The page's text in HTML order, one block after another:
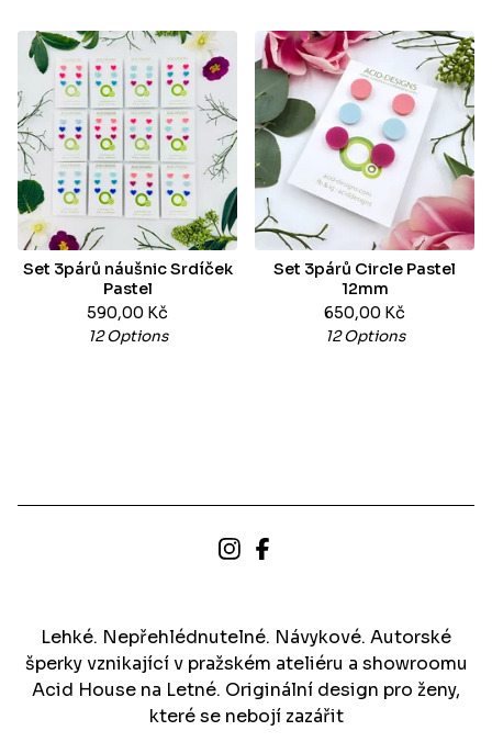
Set 3párů náušnic Srdíček
Pastel
590,00 Kč
12 Options
Set 3párů Circle Pastel
12mm
650,00 Kč
12 Options
Lehké. Nepřehlédnutelné. Návykové. Autorské
šperky vznikající v pražském ateliéru a showroomu
Acid House na Letné. Originální design pro ženy,
které se nebojí zazářit